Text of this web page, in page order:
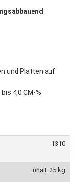
und Platten auf
4,0 CM-%
1310
Inhalt: 25 kg